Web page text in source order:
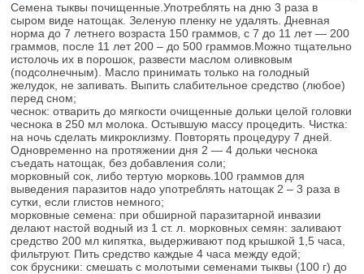
Семена тыквы почищенные.Употреблять на дню 3 раза в
сыром виде натощак. Зеленую пленку не удалять. Дневная
норма до 7 летнего возраста 150 граммов, с 7 до 11 лет — 200
граммов, после 11 лет 200 – до 500 граммов.Можно тщательно
истолочь их в порошок, развести маслом оливковым
(подсолнечным). Масло принимать только на голодный
желудок, не запивать. Выпить слабительное средство (любое)
перед сном;
чеснок: отварить до мягкости очищенные дольки целой головки
чеснока в 250 мл молока. Остывшую массу процедить. Чистка:
на ночь сделать микроклизму. Повторять процедуру 7 дней.
Одновременно на протяжении дня 2 — 4 дольки чеснока
съедать натощак, без добавления соли;
морковный сок, либо тертую морковь.100 граммов для
выведения паразитов надо употреблять натощак 2 – 3 раза в
сутки, если глистов немного;
морковные семена: при обширной паразитарной инвазии
делают настой водный из 1 ст. л. морковных семян: заливают
средство 200 мл кипятка, выдерживают под крышкой 1,5 часа,
фильтруют. Пить средство каждые 4 часа между едой;
сок брусники: смешать с молотыми семенами тыквы (100 г) до